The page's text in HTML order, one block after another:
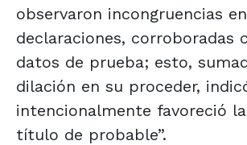
observaron incongruencias
declaraciones, corroboradas
datos de prueba; esto,
dilación en su proceder,
intencionalmente favoreció
título de probable”.